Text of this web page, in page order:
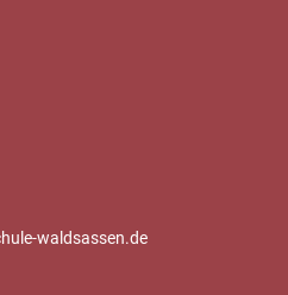
waldsassen.de